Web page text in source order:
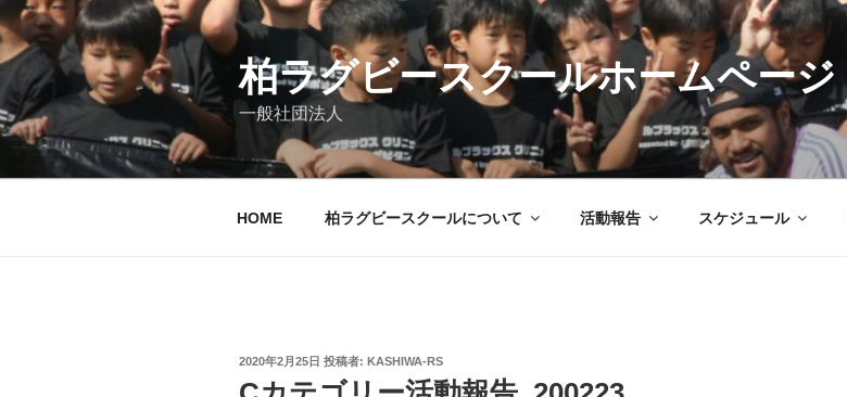
ン
テ
ン
ツ
へ
柏ラグビースクールホームページ
一般社団法人
HOME 柏ラグビースクールについて 活動報告 スケジュール
投
2020年2月25日 投稿者: KASHIWA-RS